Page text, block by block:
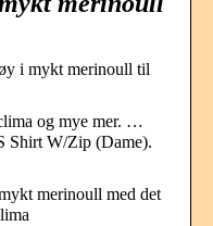
i mykt merinoull til
og mye mer. …
Shirt W/Zip (Dame).
merinoull med det